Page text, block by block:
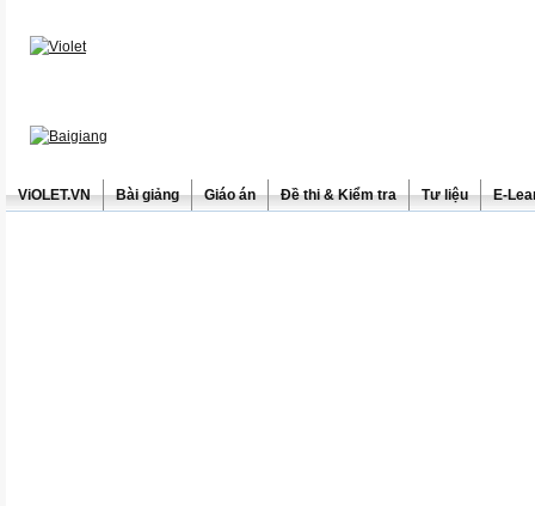
ViOLET.VN Bài giảng Giáo án Đề thi & Kiểm tra Tư liệu E-